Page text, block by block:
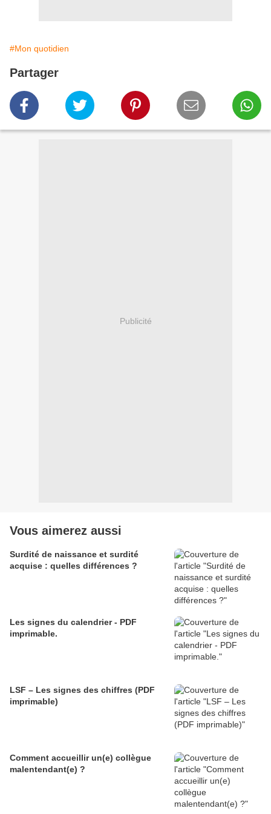
#Mon quotidien
Partager
Publicité
Vous aimerez aussi
Surdité de naissance et surdité
acquise : quelles différences ?
Les signes du calendrier - PDF
imprimable.
LSF – Les signes des chiffres (PDF
imprimable)
Comment accueillir un(e) collègue
malentendant(e) ?